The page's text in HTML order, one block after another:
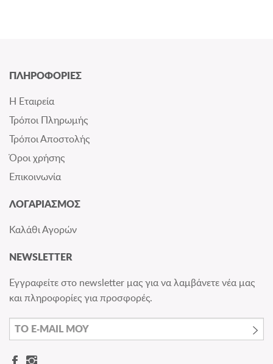
ΠΛΗΡΟΦΟΡΙΕΣ
Η Εταιρεία
Τρόποι Πληρωμής
Τρόποι Αποστολής
Όροι χρήσης
Επικοινωνία
ΛΟΓΑΡΙΑΣΜΟΣ
Καλάθι Αγορών
NEWSLETTER
Εγγραφείτε στο newsletter μας για να λαμβάνετε νέα μας
και πληροφορίες για προσφορές.